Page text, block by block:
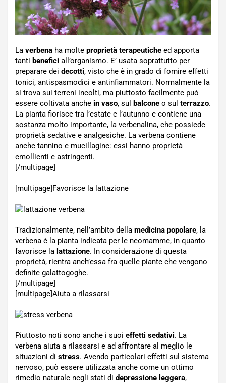
La verbena ha molte proprietà terapeutiche ed apporta
tanti benefici all’organismo. E’ usata soprattutto per
preparare dei decotti, visto che è in grado di fornire effetti
tonici, antispasmodici e antinfiammatori. Normalmente la
si trova sui terreni incolti, ma piuttosto facilmente può
essere coltivata anche in vaso, sul balcone o sul terrazzo.
La pianta fiorisce tra l’estate e l’autunno e contiene una
sostanza molto importante, la verbenalina, che possiede
proprietà sedative e analgesiche. La verbena contiene
anche tannino e mucillagine: essi hanno proprietà
emollienti e astringenti.
[/multipage]
[multipage]Favorisce la lattazione
Tradizionalmente, nell’ambito della medicina popolare, la
verbena è la pianta indicata per le neomamme, in quanto
favorisce la lattazione. In considerazione di questa
proprietà, rientra anch’essa fra quelle piante che vengono
definite galattogoghe.
[/multipage]
[multipage]Aiuta a rilassarsi
Piuttosto noti sono anche i suoi effetti sedativi. La
verbena aiuta a rilassarsi e ad affrontare al meglio le
situazioni di stress. Avendo particolari effetti sul sistema
nervoso, può essere utilizzata anche come un ottimo
rimedio naturale negli stati di depressione leggera,